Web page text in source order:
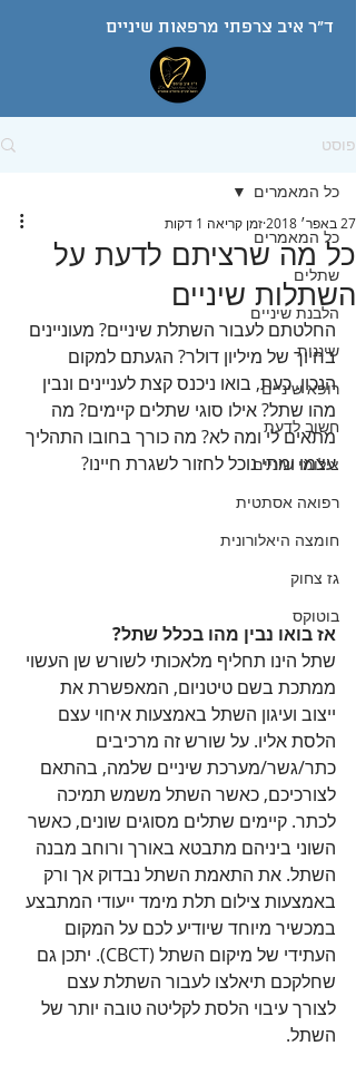
ד"ר איב צרפתי מרפאות שיניים
פוסט
כל המאמרים
שתלים
הלבנת שיניים
שיננית
רופא שיניים
חשוב לדעת
צילומי שיניים
רפואה אסתטית
חומצה היאלורונית
גז צחוק
בוטוקס
כל המאמרים
כל מה שרציתם לדעת על
השתלות שיניים
27 באפר׳ 2018 זמן קריאה 1 דקות
החלטתם לעבור השתלת שיניים? מעוניינים
בחיוך של מיליון דולר? הגעתם למקום
הנכון. כעת, בואו ניכנס קצת לעניינים ונבין
מהו שתל? אילו סוגי שתלים קיימים? מה
מתאים לי ומה לא? מה כורך בחובו התהליך
עצמו ומתי נוכל לחזור לשגרת חיינו?
אז בואו נבין מהו בכלל שתל?
שתל הינו תחליף מלאכותי לשורש שן העשוי
ממתכת בשם טיטניום, המאפשרת את
ייצוב ועיגון השתל באמצעות איחוי עצם
הלסת אליו. על שורש זה מרכיבים
כתר/גשר/מערכת שיניים שלמה, בהתאם
לצורכיכם, כאשר השתל משמש תמיכה
לכתר. קיימים שתלים מסוגים שונים, כאשר
השוני ביניהם מתבטא באורך ורוחב מבנה
השתל. את התאמת השתל נבדוק אך ורק
באמצעות צילום תלת מימד ייעודי המתבצע
במכשיר מיוחד שיודיע לכם על המקום
העתידי של מיקום השתל (CBCT). יתכן גם
שחלקכם תיאלצו לעבור השתלת עצם
לצורך עיבוי הלסת לקליטה טובה יותר של
השתל.